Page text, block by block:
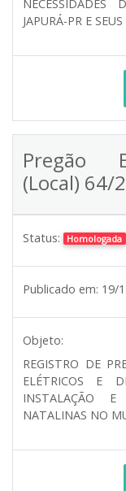
JAPURÁ-PR E
Pregão
(Local) 64/
Status: Homologada
Publicado em: 19/
Objeto:
REGISTRO DE
ELÉTRICOS E
INSTALAÇÃO E
NATALINAS NO